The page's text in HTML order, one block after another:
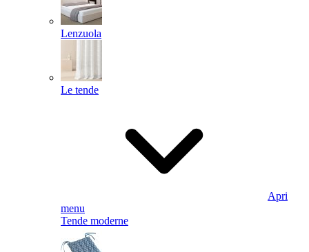
Lenzuola
Le tende
Apri
menu
Tende moderne